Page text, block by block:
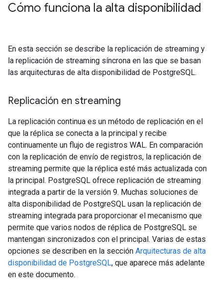
Cómo funciona la alta disponibilidad
En esta sección se describe la replicación de streaming y
la replicación de streaming síncrona en las que se basan
las arquitecturas de alta disponibilidad de PostgreSQL.
Replicación en streaming
La replicación continua es un método de replicación en el
que la réplica se conecta a la principal y recibe
continuamente un flujo de registros WAL. En comparación
con la replicación de envío de registros, la replicación de
streaming permite que la réplica esté más actualizada con
la principal. PostgreSQL ofrece replicación de streaming
integrada a partir de la versión 9. Muchas soluciones de
alta disponibilidad de PostgreSQL usan la replicación de
streaming integrada para proporcionar el mecanismo que
permite que varios nodos de réplica de PostgreSQL se
mantengan sincronizados con el principal. Varias de estas
opciones se describen en la sección Arquitecturas de alta
disponibilidad de PostgreSQL, que aparece más adelante
en este documento.